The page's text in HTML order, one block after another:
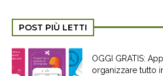
POST PIÙ LETTI
OGGI GRATIS:
organizzare tutto